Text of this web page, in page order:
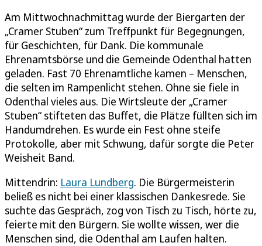
Am Mittwochnachmittag wurde der Biergarten der
„Cramer Stuben“ zum Treffpunkt für Begegnungen,
für Geschichten, für Dank. Die kommunale
Ehrenamtsbörse und die Gemeinde Odenthal hatten
geladen. Fast 70 Ehrenamtliche kamen – Menschen,
die selten im Rampenlicht stehen. Ohne sie fiele in
Odenthal vieles aus. Die Wirtsleute der „Cramer
Stuben“ stifteten das Buffet, die Plätze füllten sich im
Handumdrehen. Es wurde ein Fest ohne steife
Protokolle, aber mit Schwung, dafür sorgte die Peter
Weisheit Band.
Mittendrin: Laura Lundberg. Die Bürgermeisterin
beließ es nicht bei einer klassischen Dankesrede. Sie
suchte das Gespräch, zog von Tisch zu Tisch, hörte zu,
feierte mit den Bürgern. Sie wollte wissen, wer die
Menschen sind, die Odenthal am Laufen halten.